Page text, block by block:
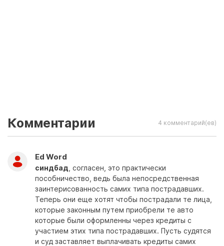
Комментарии 4 комментарий(ев)
Ed Word
синдбад , согласен, это практически
пособничество, ведь была непосредственная
заинтерисованность самих типа пострадавших.
Теперь они еще хотят чтобы пострадали те лица,
которые законным путем приобрели те авто
которые были оформленны через кредиты с
участием этих типа пострадавших. Пусть судятся
и суд заставляет выплачивать кредиты самих